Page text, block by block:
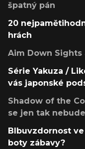
špatný pán
20
hrách
Aim Down Sights
Série Yakuza /
vás japonské
Shadow of the
se jen tak
Blbuvzdornost
boty zábavy?